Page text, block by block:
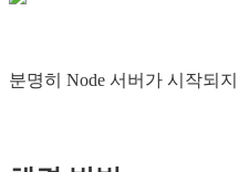
분명히 Node 서버가 시작되